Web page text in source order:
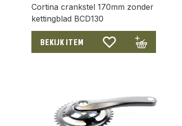
Cortina crankstel 170mm zonder
kettingblad BCD130
BEKIJK ITEM